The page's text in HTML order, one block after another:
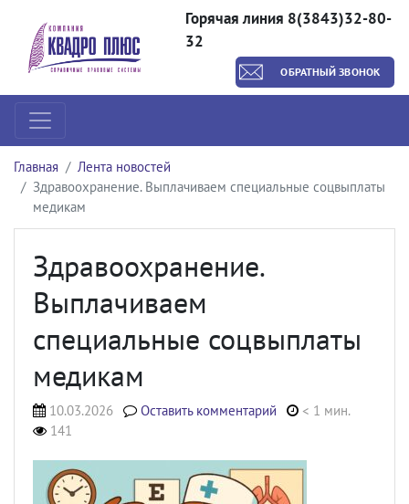
Горячая линия 8(3843)32-80-
32
ОБРАТНЫЙ ЗВОНОК
Главная
Лента новостей
Здравоохранение. Выплачиваем специальные соцвыплаты
медикам
Здравоохранение.
Выплачиваем
специальные соцвыплаты
медикам
10.03.2026 Оставить комментарий
< 1 мин.
141